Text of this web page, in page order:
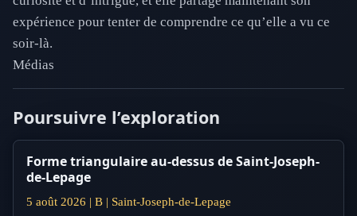
expérience pour tenter de comprendre ce qu’elle a vu ce
soir-là.
Médias
Poursuivre l’exploration
Forme triangulaire au-dessus de Saint-Joseph-
de-Lepage
5 août 2026 | B | Saint-Joseph-de-Lepage